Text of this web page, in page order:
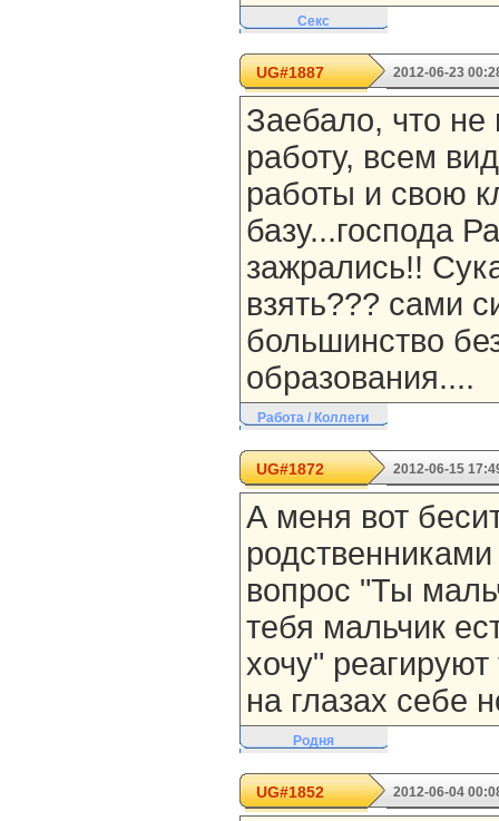
Секс
UG#1887 2012-06-23
Заебало, что не
работу, всем
работы и свою
базу...господа
зажрались!!
взять??? сами
большинство
образования....
Работа / Коллеги
UG#1872 2012-06-15
А меня вот
вопрос "Ты
тебя мальчик
хочу" реагируют
на глазах себе
Родня
UG#1852 2012-06-04